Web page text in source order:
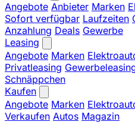
Angebote Anbieter Marken
Sofort verfügbar Laufzeiten
Anzahlung Deals Gewerbe
Leasing
Angebote Marken
Privatleasing
Schnäppchen
Kaufen
Angebote Marken
Verkaufen Autos Magazin